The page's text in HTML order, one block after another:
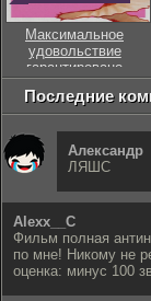
Максимальное
удовольствие
гарантировано
Последние
Александр
ЛЯШС
Alexx__C
Фильм полная
по мне! Никому не
оценка: минус 100